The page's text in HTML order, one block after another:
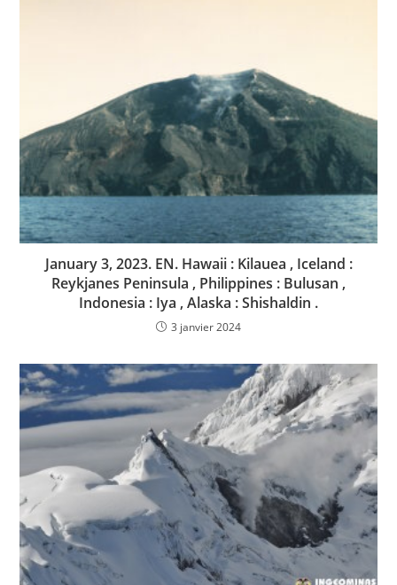
January 3, 2023. EN. Hawaii : Kilauea , Iceland :
Reykjanes Peninsula , Philippines : Bulusan ,
Indonesia : Iya , Alaska : Shishaldin .
3 janvier 2024